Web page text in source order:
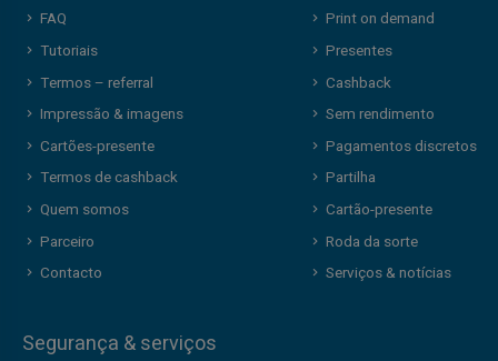
FAQ
Tutoriais
Termos – referral
Impressão & imagens
Cartões-presente
Termos de cashback
Quem somos
Parceiro
Contacto
Print on demand
Presentes
Cashback
Sem rendimento
Pagamentos discretos
Partilha
Cartão-presente
Roda da sorte
Serviços & notícias
Segurança & serviços